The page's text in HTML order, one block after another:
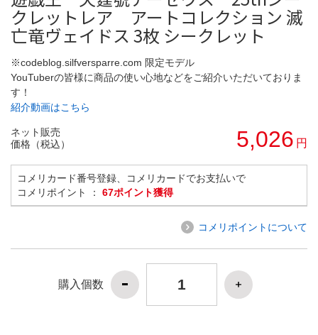
クレットレア アートコレクション 滅
亡竜ヴェイドス 3枚 シークレット
※codeblog.silfversparre.com 限定モデル
YouTuberの皆様に商品の使い心地などをご紹介いただいておりま
す！
紹介動画はこちら
ネット販売
価格（税込）
5,026 円
コメリカード番号登録、コメリカードでお支払いで
コメリポイント ： 67ポイント獲得
コメリポイントについて
購入個数